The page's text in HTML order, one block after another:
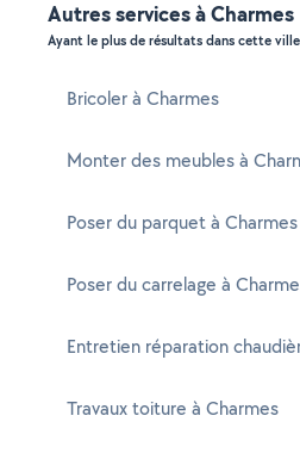
Autres services à Charmes
Ayant le plus de résultats dans cette ville
Bricoler à Charmes
Monter des meubles à
Poser du parquet à Charmes
Poser du carrelage à
Entretien réparation
Travaux toiture à Charmes